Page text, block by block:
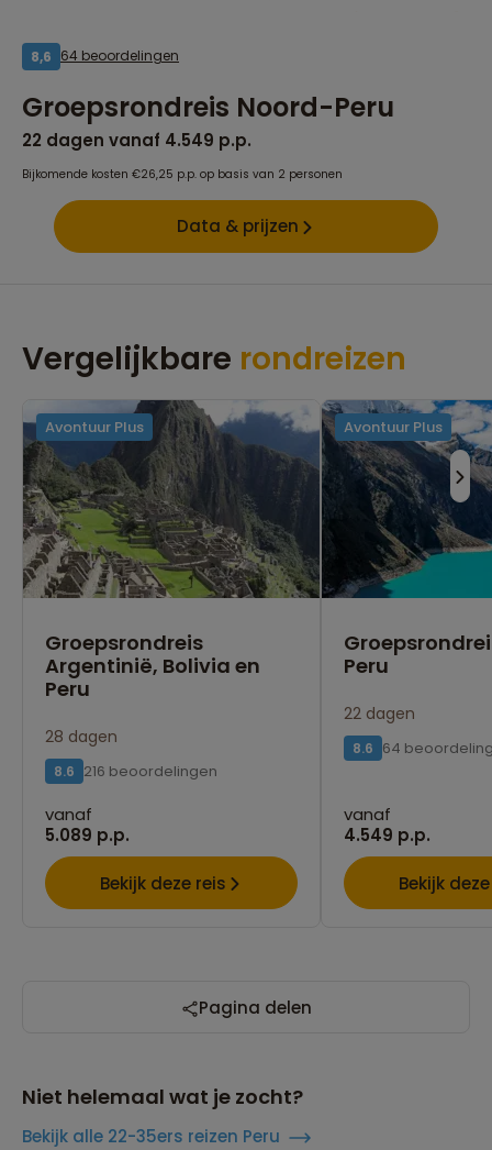
8,6 64 beoordelingen
Groepsrondreis Noord-Peru
22 dagen vanaf 4.549 p.p.
Bijkomende kosten €26,25 p.p. op basis van 2 personen
Data & prijzen
Vergelijkbare rondreizen
Avontuur Plus
Groepsrondreis
Argentinië, Bolivia en
Peru
28 dagen
8.6 216 beoordelingen
vanaf
5.089 p.p.
Bekijk deze reis
Avontuur Plus
Peru
22 dagen
8.6 64
vanaf
4.549 p.p.
Bekijk
Pagina delen
Niet helemaal wat je zocht?
Bekijk alle 22-35ers reizen Peru